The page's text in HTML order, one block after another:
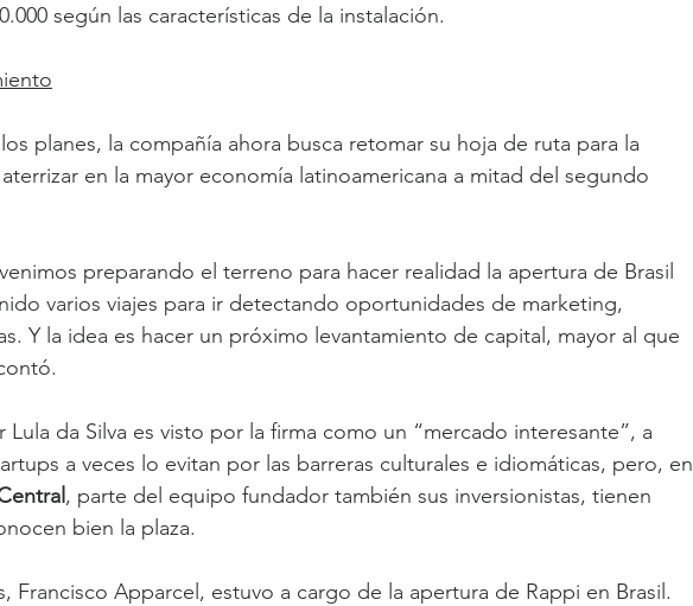
según las características de la instalación.
planes, la compañía ahora busca retomar su hoja de ruta para la
en la mayor economía latinoamericana a mitad del segundo
preparando el terreno para hacer realidad la apertura de Brasil
varios viajes para ir detectando oportunidades de marketing,
Y la idea es hacer un próximo levantamiento de capital, mayor al que
Lula da Silva es visto por la firma como un “mercado interesante”, a
a veces lo evitan por las barreras culturales e idiomáticas, pero, en
, parte del equipo fundador también sus inversionistas, tienen
bien la plaza.
Francisco Apparcel, estuvo a cargo de la apertura de Rappi en Brasil.